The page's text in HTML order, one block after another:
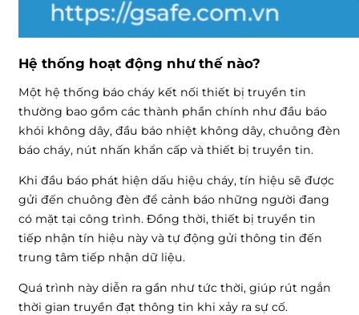
Hệ thống hoạt động như thế nào?
Một hệ thống báo cháy kết nối thiết bị truyền tin
thường bao gồm các thành phần chính như đầu báo
khói không dây, đầu báo nhiệt không dây, chuông đèn
báo cháy, nút nhấn khẩn cấp và thiết bị truyền tin.
Khi đầu báo phát hiện dấu hiệu cháy, tín hiệu sẽ được
gửi đến chuông đèn để cảnh báo những người đang
có mặt tại công trình. Đồng thời, thiết bị truyền tin
tiếp nhận tín hiệu này và tự động gửi thông tin đến
trung tâm tiếp nhận dữ liệu.
Quá trình này diễn ra gần như tức thời, giúp rút ngắn
thời gian truyền đạt thông tin khi xảy ra sự cố.